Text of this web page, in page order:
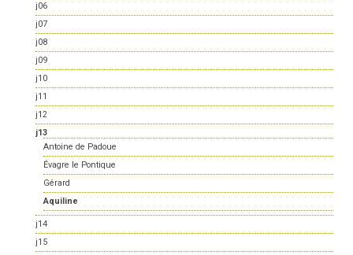
j06
j07
j08
j09
j10
j11
j12
j13
Antoine de Padoue
Évagre le Pontique
Gérard
Aquiline
j14
j15